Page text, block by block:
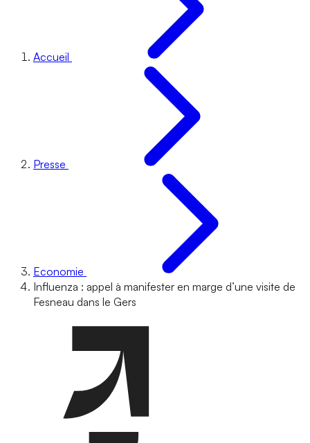
Accueil
Presse
Economie
Influenza : appel à manifester en marge d’une visite de
Fesneau dans le Gers